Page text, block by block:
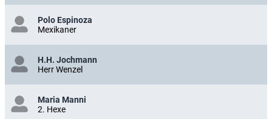
Polo Espinoza
Mexikaner
H.H. Jochmann
Herr Wenzel
Maria Manni
2. Hexe